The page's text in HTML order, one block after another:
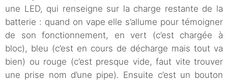
une LED, qui renseigne sur la charge restante de la
batterie : quand on vape elle s’allume pour témoigner
de son fonctionnement, en vert (c’est chargée à
bloc), bleu (c’est en cours de décharge mais tout va
bien) ou rouge (c’est presque vide, faut vite trouver
une prise nom d’une pipe). Ensuite c’est un bouton